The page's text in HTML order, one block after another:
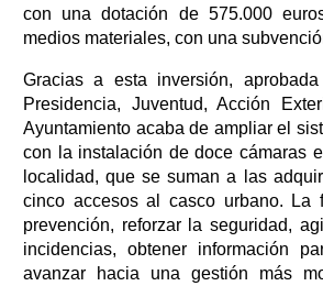
con una dotación de 575.000
medios materiales, con una
Gracias a esta inversión,
Presidencia, Juventud, Acción
Ayuntamiento acaba de ampliar el
con la instalación de doce cámaras
localidad, que se suman a las
cinco accesos al casco urbano. La
prevención, reforzar la seguridad,
incidencias, obtener información
avanzar hacia una gestión más